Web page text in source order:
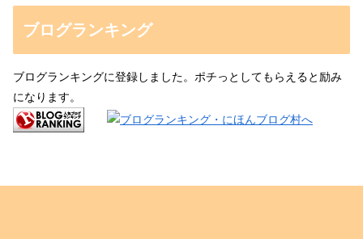
ブログランキング
ブログランキングに登録しました。ポチっとしてもらえると励み
になります。